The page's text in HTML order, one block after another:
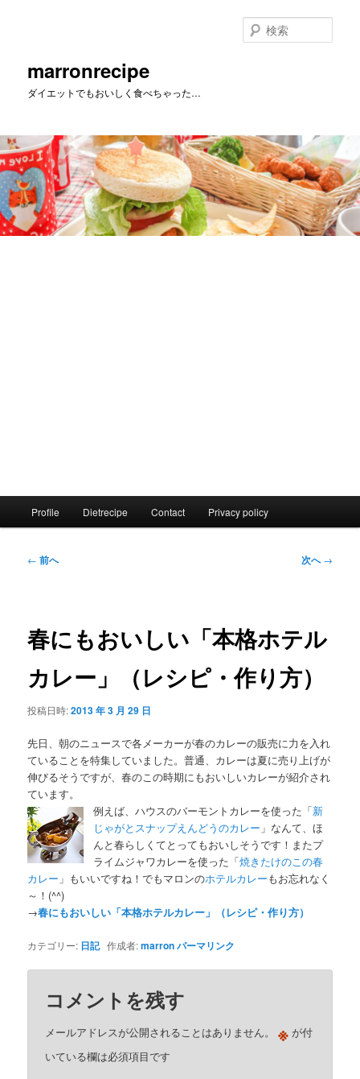
へ
移
動
marronrecipe
ダイエットでもおいしく食べちゃった…
索
Profile Dietrecipe Contact Privacy policy
投
ゲ
ー
ョ
ン
← 前へ 次へ→
春にもおいしい「本格ホテル
カレー」（レシピ・作り方）
投稿日時:2013 年 3 月 29 日
先日、朝のニュースで各メーカーが春のカレーの販売に力を入れ
ていることを特集していました。普通、カレーは夏に売り上げが
伸びるそうですが、春のこの時期にもおいしいカレーが紹介され
ています。
例えば、ハウスのバーモントカレーを使った「新
じゃがとスナップえんどうのカレー 」なんて、ほ
んと春らしくてとってもおいしそうです！またプ
ライムジャワカレーを使った「焼きたけのこの春
カレー 」もいいですね！でもマロンのホテルカレーもお忘れなく
～！(^^)
→春にもおいしい「本格ホテルカレー」（レシピ・作り方）
カテゴリー: 日記作成者:marronパーマリンク
コメントを残す
メールアドレスが公開されることはありません。 ※ が付
いている欄は必須項目です